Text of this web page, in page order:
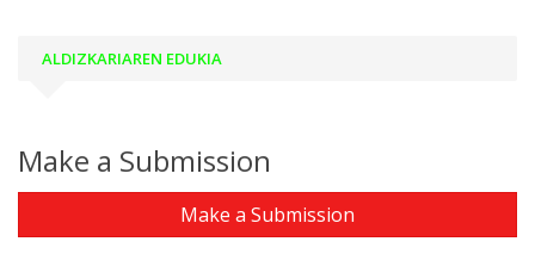
ALDIZKARIAREN EDUKIA
Make a Submission
Make a Submission